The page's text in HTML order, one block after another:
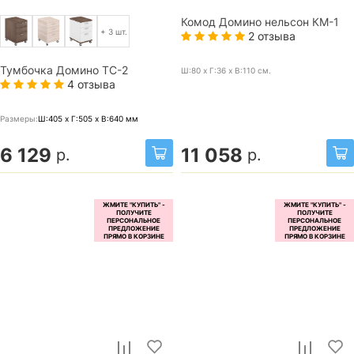
+ 3 шт.
Тумбочка Домино ТС-2
4 отзыва
Размеры:Ш:405 x Г:505 x В:640 мм
6 129 р.
Комод Домино нельсон КМ-1
2 отзыва
Ш:80 x Г:36 x В:110 см.
11 058 р.